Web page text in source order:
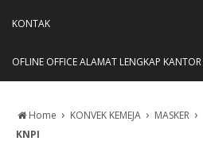
KONTAK
OFLINE OFFICE ALAMAT LENGKAP KANTOR
Home › KONVEK KEMEJA › MASKER ›
KNPI